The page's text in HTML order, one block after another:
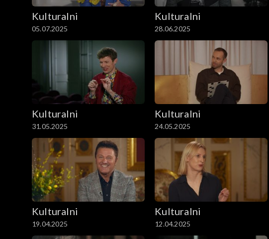
Kulturalni
05.07.2025
Kulturalni
28.06.2025
Kulturalni
31.05.2025
Kulturalni
24.05.2025
Kulturalni
19.04.2025
Kulturalni
12.04.2025